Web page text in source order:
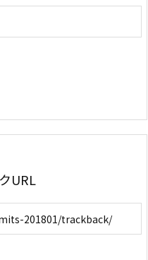
URL